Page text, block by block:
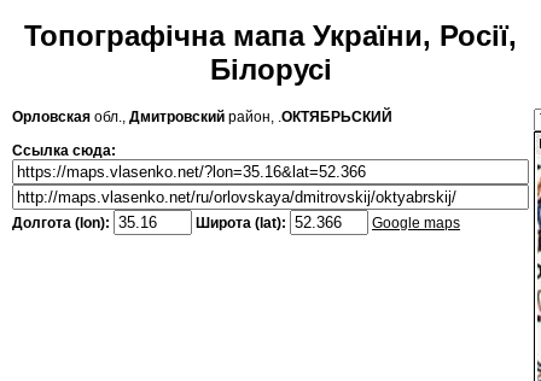
Топографічна мапа України, Росії,
Білорусі
Орловская обл., Дмитровский район, .ОКТЯБРЬСКИЙ
Ссылка сюда:
Долгота (lon): Широта (lat): Google maps